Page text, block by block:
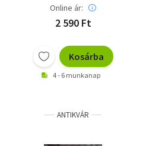
Online ár:
2 590 Ft
Kosárba
4 - 6 munkanap
ANTIKVÁR